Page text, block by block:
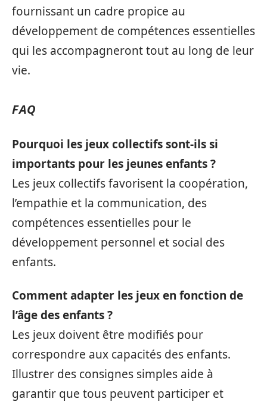
fournissant un cadre propice au
développement de compétences essentielles
qui les accompagneront tout au long de leur
vie.
FAQ
Pourquoi les jeux collectifs sont-ils si
importants pour les jeunes enfants ?
Les jeux collectifs favorisent la coopération,
l’empathie et la communication, des
compétences essentielles pour le
développement personnel et social des
enfants.
Comment adapter les jeux en fonction de
l’âge des enfants ?
Les jeux doivent être modifiés pour
correspondre aux capacités des enfants.
Illustrer des consignes simples aide à
garantir que tous peuvent participer et